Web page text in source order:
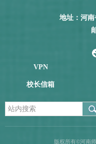
地址：河
VPN
校长信箱
版权所有©河南